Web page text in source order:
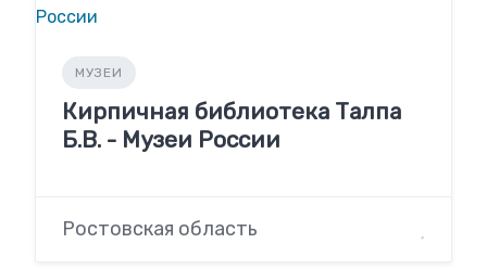
МУЗЕИ
Кирпичная библиотека Талпа
Б.В. - Музеи России
Ростовская область